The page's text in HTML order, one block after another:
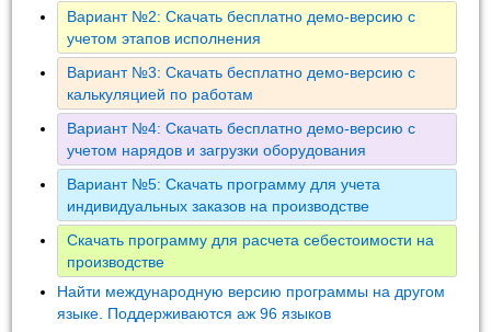
Вариант №2: Скачать бесплатно демо-версию с
учетом этапов исполнения
Вариант №3: Скачать бесплатно демо-версию с
калькуляцией по работам
Вариант №4: Скачать бесплатно демо-версию с
учетом нарядов и загрузки оборудования
Вариант №5: Скачать программу для учета
индивидуальных заказов на производстве
Скачать программу для расчета себестоимости на
производстве
Найти международную версию программы на другом
языке. Поддерживаются аж 96 языков